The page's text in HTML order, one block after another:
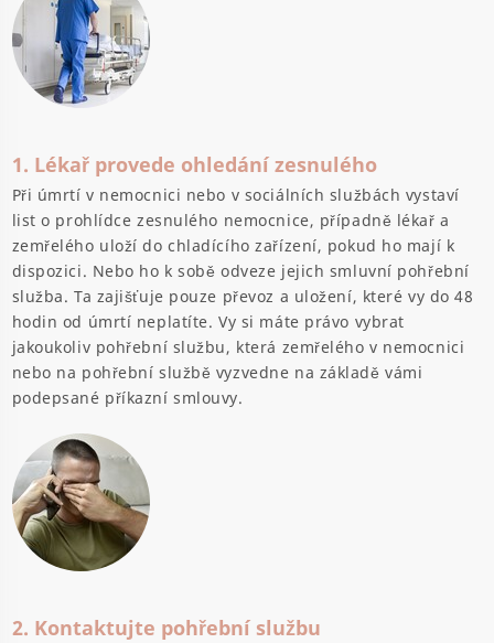
1. Lékař provede ohledání zesnulého
Při úmrtí v nemocnici nebo v sociálních službách vystaví
list o prohlídce zesnulého nemocnice, případně lékař a
zemřelého uloží do chladícího zařízení, pokud ho mají k
dispozici. Nebo ho k sobě odveze jejich smluvní pohřební
služba. Ta zajišťuje pouze převoz a uložení, které vy do 48
hodin od úmrtí neplatíte. Vy si máte právo vybrat
jakoukoliv pohřební službu, která zemřelého v nemocnici
nebo na pohřební službě vyzvedne na základě vámi
podepsané příkazní smlouvy.
2. Kontaktujte pohřební službu